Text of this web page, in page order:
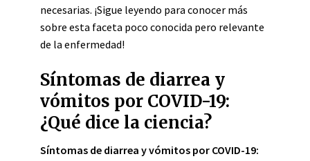
necesarias. ¡Sigue leyendo para conocer más
sobre esta faceta poco conocida pero relevante
de la enfermedad!
Síntomas de diarrea y
vómitos por COVID-19:
¿Qué dice la ciencia?
Síntomas de diarrea y vómitos por COVID-19: